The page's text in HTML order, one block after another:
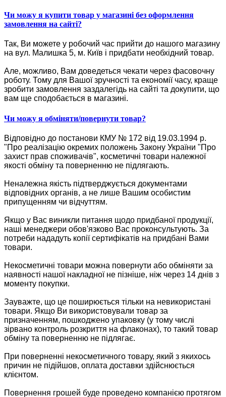
Чи можу я купити товар у магазині без оформлення
замовлення на сайті?
Так, Ви можете у робочий час прийти до нашого магазину
на вул. Малишка 5, м. Київ і придбати необхідний товар.
Але, можливо, Вам доведеться чекати через фасовочну
роботу. Тому для Вашої зручності та економії часу, краще
зробити замовлення заздалегідь на сайті та докупити, що
вам ще сподобається в магазині.
Чи можу я обміняти/повернути товар?
Відповідно до постанови КМУ № 172 від 19.03.1994 р.
"Про реалізацію окремих положень Закону України "Про
захист прав споживачів", косметичні товари належної
якості обміну та поверненню не підлягають.
Неналежна якість підтверджується документами
відповідних органів, а не лише Вашим особистим
припущенням чи відчуттям.
Якщо у Вас виникли питання щодо придбаної продукції,
наші менеджери обов'язково Вас проконсультують. За
потреби нададуть копії сертифікатів на придбані Вами
товари.
Некосметичні товари можна повернути або обміняти за
наявності нашої накладної не пізніше, ніж через 14 днів з
моменту покупки.
Зауважте, що це поширюється тільки на невикористані
товари. Якщо Ви використовували товар за
призначенням, пошкоджено упаковку (у тому числі
зірвано контроль розкриття на флаконах), то такий товар
обміну та поверненню не підлягає.
При поверненні некосметичного товару, який з якихось
причин не підійшов, оплата доставки здійснюється
клієнтом.
Повернення грошей буде проведено компанією протягом